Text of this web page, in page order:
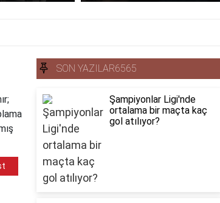
SON YAZILAR6565
Şampiyonlar Ligi'nde
ortalama bir maçta kaç
gol atılıyor?